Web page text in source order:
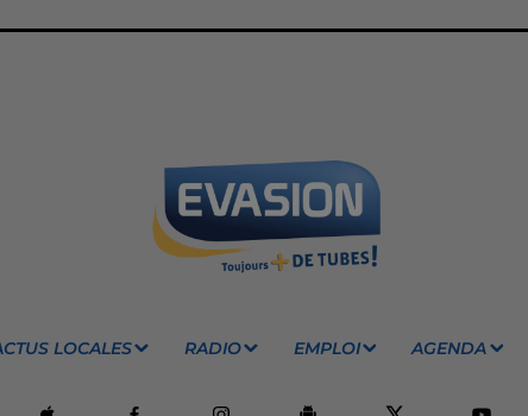
LOCALES RADIO EMPLOI AGENDA